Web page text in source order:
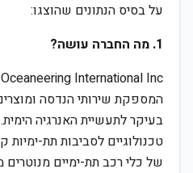
על בסיס הנתונים שהוצגו:
1. מה החברה עושה?
המספקת שירותי הנדסה
בעיקר לתעשיית האנרגיה
טכנולוגיים לסביבות תת-